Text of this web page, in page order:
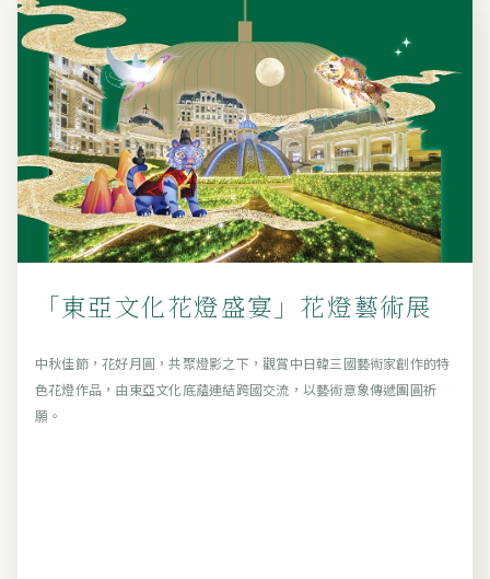
「東亞文化花燈盛宴」花燈藝術展
中秋佳節，花好月圓，共聚燈影之下，觀賞中日韓三國藝術家創作的特
色花燈作品，由東亞文化底蘊連結跨國交流，以藝術意象傳遞團圓祈
願。